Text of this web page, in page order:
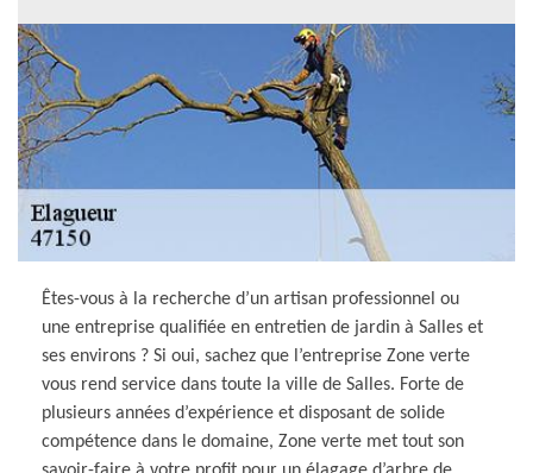
Êtes-vous à la recherche d’un artisan professionnel ou
une entreprise qualifiée en entretien de jardin à Salles et
ses environs ? Si oui, sachez que l’entreprise Zone verte
vous rend service dans toute la ville de Salles. Forte de
plusieurs années d’expérience et disposant de solide
compétence dans le domaine, Zone verte met tout son